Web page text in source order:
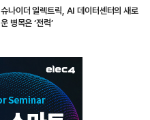
슈나이더 일렉트릭, AI 데이터센터의 새로
운 병목은 ‘전력’